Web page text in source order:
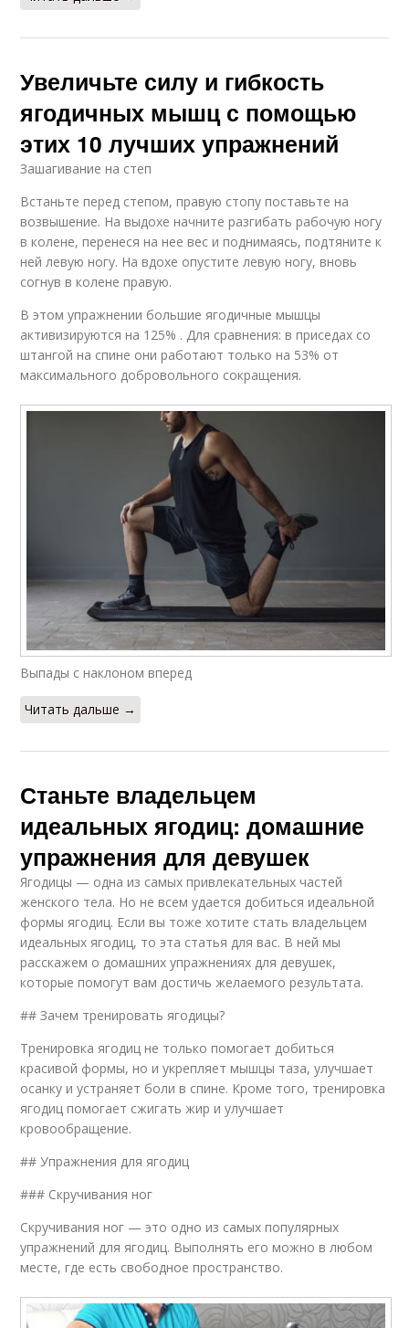
Увеличьте силу и гибкость
ягодичных мышц с помощью
этих 10 лучших упражнений
Зашагивание на степ
Встаньте перед степом, правую стопу поставьте на
возвышение. На выдохе начните разгибать рабочую ногу
в колене, перенеся на нее вес и поднимаясь, подтяните к
ней левую ногу. На вдохе опустите левую ногу, вновь
согнув в колене правую.
В этом упражнении большие ягодичные мышцы
активизируются на 125% . Для сравнения: в приседах со
штангой на спине они работают только на 53% от
максимального добровольного сокращения.
Выпады с наклоном вперед
Читать дальше →
Станьте владельцем
идеальных ягодиц: домашние
упражнения для девушек
Ягодицы — одна из самых привлекательных частей
женского тела. Но не всем удается добиться идеальной
формы ягодиц. Если вы тоже хотите стать владельцем
идеальных ягодиц, то эта статья для вас. В ней мы
расскажем о домашних упражнениях для девушек,
которые помогут вам достичь желаемого результата.
## Зачем тренировать ягодицы?
Тренировка ягодиц не только помогает добиться
красивой формы, но и укрепляет мышцы таза, улучшает
осанку и устраняет боли в спине. Кроме того, тренировка
ягодиц помогает сжигать жир и улучшает
кровообращение.
## Упражнения для ягодиц
### Скручивания ног
Скручивания ног — это одно из самых популярных
упражнений для ягодиц. Выполнять его можно в любом
месте, где есть свободное пространство.